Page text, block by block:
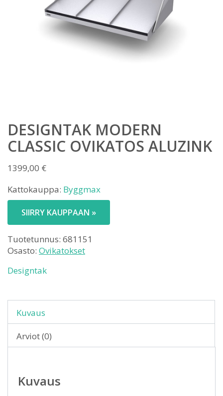
DESIGNTAK MODERN
CLASSIC OVIKATOS ALUZINK
1399,00 €
Kattokauppa: Byggmax
SIIRRY KAUPPAAN »
Tuotetunnus: 681151
Osasto: Ovikatokset
Designtak
Kuvaus
Arviot (0)
Kuvaus